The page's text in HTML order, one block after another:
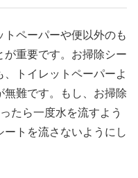
ペーパーや便以外のも
重要です。お掃除シー
、トイレットペーパーよ
無難です。もし、お掃除
たら一度水を流すよう
トを流さないようにし